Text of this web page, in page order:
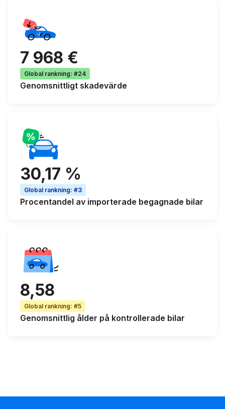
7 968 €
Global rankning: #24
Genomsnittligt skadevärde
30,17 %
Global rankning: #3
Procentandel av importerade begagnade bilar
8,58
Global rankning: #5
Genomsnittlig ålder på kontrollerade bilar